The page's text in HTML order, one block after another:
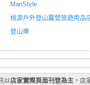
ManStyle
桃源戶外登山露營旅遊用品
登山樂
以店家實際頁面刊登為主，店